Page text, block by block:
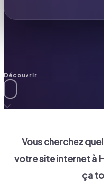
Découvrir
Vous cherchez
votre site internet à
ça